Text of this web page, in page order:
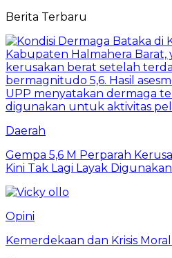
Berita Terbaru
Daerah
Gempa 5,6 M Perparah
Kini Tak Lagi Layak Digunakan
Opini
Kemerdekaan dan Krisis